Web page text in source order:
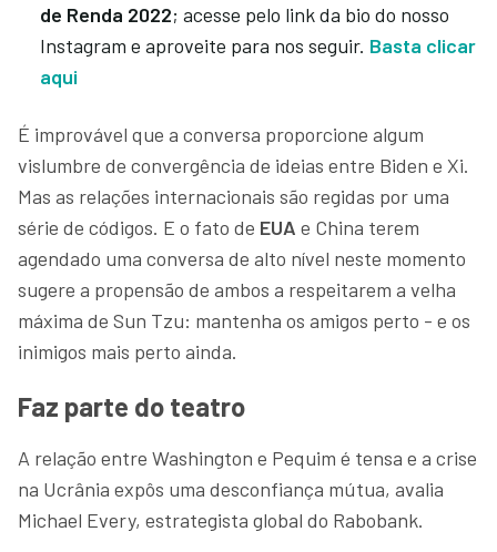
de Renda 2022; acesse pelo link da bio do nosso
Instagram e aproveite para nos seguir. Basta clicar
aqui
É improvável que a conversa proporcione algum
vislumbre de convergência de ideias entre Biden e Xi.
Mas as relações internacionais são regidas por uma
série de códigos. E o fato de EUA e China terem
agendado uma conversa de alto nível neste momento
sugere a propensão de ambos a respeitarem a velha
máxima de Sun Tzu: mantenha os amigos perto - e os
inimigos mais perto ainda.
Faz parte do teatro
A relação entre Washington e Pequim é tensa e a crise
na Ucrânia expôs uma desconfiança mútua, avalia
Michael Every, estrategista global do Rabobank.